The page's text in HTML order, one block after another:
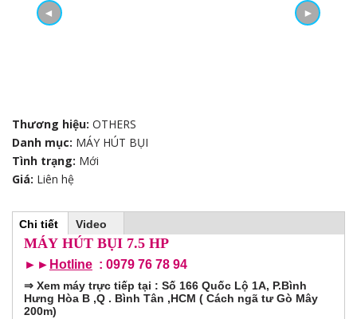
ì
m
k
i
ế
m
◄ ►
Thương hiệu: OTHERS
Danh mục: MÁY HÚT BỤI
Tình trạng: Mới
Giá: Liên hệ
H
Chi tiết
a
b
o
ạ
Video
MÁY HÚT BỤI 7.5 HP
►► Hotline : 0979 76 78 94
⇒ Xem máy trực tiếp tại : Số 166 Quốc Lộ 1A, P.Bình
Hưng Hòa B ,Q . Bình Tân ,HCM ( Cách ngã tư Gò Mây
200m)